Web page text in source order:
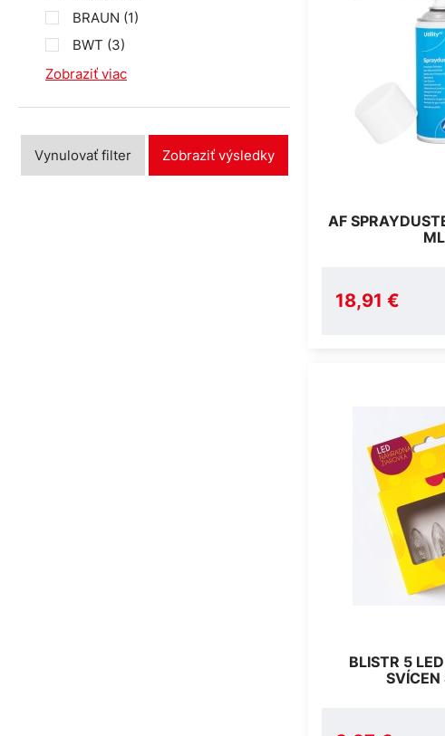
AF
18,91 €
BLISTR 5
BRAUN (1)
BWT (3)
Zobraziť viac
Vynulovať filter Zobraziť výsledky